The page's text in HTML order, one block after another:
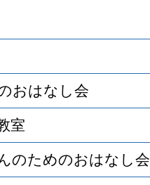
おはなし会
室
のためのおはなし会